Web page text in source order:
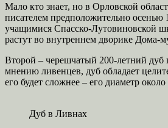
Мало кто знает, но в Орловской
писателем предположительно осенью
учащимися Спасско-Лутовиновской
растут во внутреннем дворике Дома-
Второй – черешчатый 200-летний дуб
мнению ливенцев, дуб обладает
его будет сложнее – его диаметр
Дуб в Ливнах